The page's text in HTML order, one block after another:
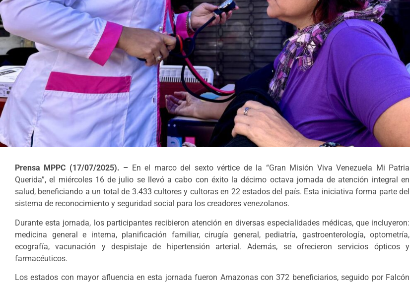
Prensa MPPC (17/07/2025). – En el marco del sexto vértice de la “Gran Misión Viva Venezuela Mi Patria
Querida”, el miércoles 16 de julio se llevó a cabo con éxito la décimo octava jornada de atención integral en
salud, beneficiando a un total de 3.433 cultores y cultoras en 22 estados del país. Esta iniciativa forma parte del
sistema de reconocimiento y seguridad social para los creadores venezolanos.
Durante esta jornada, los participantes recibieron atención en diversas especialidades médicas, que incluyeron:
medicina general e interna, planificación familiar, cirugía general, pediatría, gastroenterología, optometría,
ecografía, vacunación y despistaje de hipertensión arterial. Además, se ofrecieron servicios ópticos y
farmacéuticos.
Los estados con mayor afluencia en esta jornada fueron Amazonas con 372 beneficiarios, seguido por Falcón